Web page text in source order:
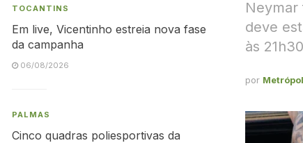
Neymar
deve
às 21h30
por
TOCANTINS
Em live, Vicentinho estreia nova fase
da campanha
06/08/2026
PALMAS
Cinco quadras poliesportivas da